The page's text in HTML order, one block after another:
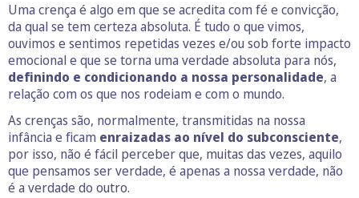
Uma crença é algo em que se acredita com fé e convicção,
da qual se tem certeza absoluta. É tudo o que vimos,
ouvimos e sentimos repetidas vezes e/ou sob forte impacto
emocional e que se torna uma verdade absoluta para nós,
definindo e condicionando a nossa personalidade, a
relação com os que nos rodeiam e com o mundo.
As crenças são, normalmente, transmitidas na nossa
infância e ficam enraizadas ao nível do subconsciente,
por isso, não é fácil perceber que, muitas das vezes, aquilo
que pensamos ser verdade, é apenas a nossa verdade, não
é a verdade do outro.